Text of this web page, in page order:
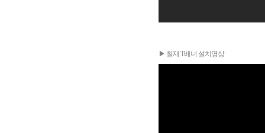
▶ 철재 T배너 설치영상